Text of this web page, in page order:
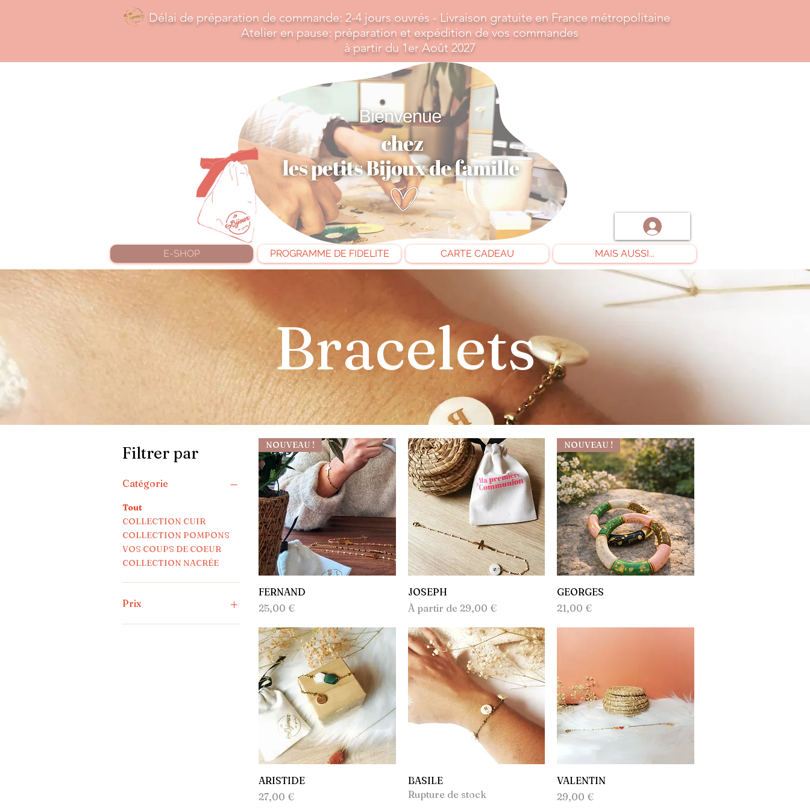
Délai de préparation de commande: 2-4 jours ouvrés - Livraison gratuite en France métropolitaine
​Atelier en pause: préparation et expédition de vos commandes
à partir du 1er Août 2027
E-SHOP PROGRAMME DE FIDELITE CARTE CADEAU MAIS AUSSI...
Bracelets
Filtrer par
Catégorie
Tout
COLLECTION CUIR
COLLECTION POMPONS
VOS COUPS DE COEUR
COLLECTION NACRÉE
Prix
Aperçu rapide
NOUVEAU !
FERNAND
Prix
25,00 €
JOSEPH
À partir de 29,00 €
Prix promotionnel
Aperçu rapide
NOUVEAU !
GEORGES
Prix
21,00 €
Aperçu rapide
ARISTIDE
Prix
27,00 €
BASILE
Rupture de stock
Aperçu rapide
VALENTIN
Prix
29,00 €